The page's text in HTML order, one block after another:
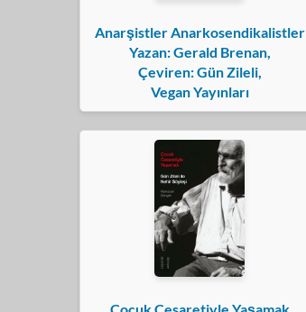
Anarşistler Anarkosendikalistler
Yazan: Gerald Brenan,
Çeviren: Gün Zileli,
Vegan Yayınları